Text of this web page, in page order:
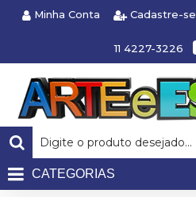
Minha Conta Cadastre-se
11 4227-3226
CATEGORIAS